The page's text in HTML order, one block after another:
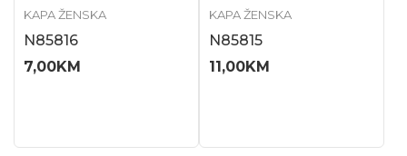
KAPA ŽENSKA
N85816
7,00KM
KAPA ŽENSKA
N85815
11,00KM